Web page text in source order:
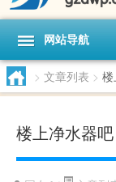
网站导航
> 文章列表 >
楼上净水器吧